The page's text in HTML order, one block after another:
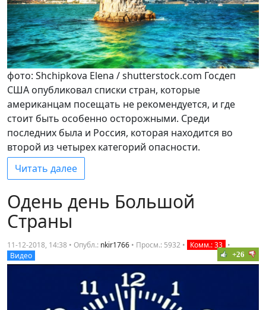
фото: Shchipkova Elena / shutterstock.com Госдеп
США опубликовал списки стран, которые
американцам посещать не рекомендуется, и где
стоит быть особенно осторожными. Среди
последних была и Россия, которая находится во
второй из четырех категорий опасности.
Читать далее
Одень день Большой
Страны
11-12-2018, 14:38 • Опубл.: nkir1766 • Просм.: 5932 • Комм.: 33 •
Видео
+26